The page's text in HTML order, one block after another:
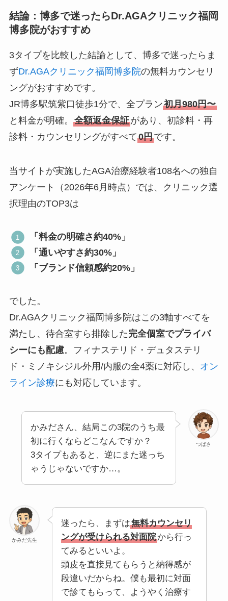
結論：博多で迷ったらDr.AGAクリニック福岡
博多院がおすすめ
3タイプを比較した結論として、博多で迷ったらま
ずDr.AGAクリニック福岡博多院の無料カウンセリ
ングがおすすめです。
JR博多駅筑紫口徒歩1分で、全プラン初月980円〜
と料金が明確。 全額返金保証があり、初診料・再
診料・カウンセリングがすべて0円です。
当サイトが実施したAGA治療経験者108名への独自
アンケート（2026年6月時点）では、クリニック選
択理由のTOP3は
「料金の明確さ約40%」
「通いやすさ約30%」
「ブランド信頼感約20%」
でした。
Dr.AGAクリニック福岡博多院はこの3軸すべてを
満たし、待合室すら排除した完全個室でプライバ
シーにも配慮。フィナステリド・デュタステリ
ド・ミノキシジル外用/内服の全4薬に対応し、 オン
ライン診療にも対応しています。
つばさ
かみださん、結局この3院のうち最
初に行くならどこなんですか？
3タイプもあると、逆にまた迷っち
ゃうじゃないですか…。
かみだ先生
迷ったら、まずは無料カウンセリ
ングが受けられる対面院から行っ
てみるといいよ。
頭皮を直接見てもらうと納得感が
段違いだからね。僕も最初に対面
で診てもらって、ようやく治療す